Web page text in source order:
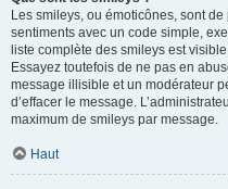
Les smileys, ou émoticônes, sont
sentiments avec un code simple,
liste complète des smileys est
Essayez toutefois de ne pas en
message illisible et un modérateur
d’effacer le message.
maximum de smileys par message.
Haut